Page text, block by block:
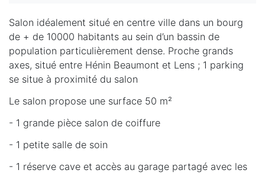
Salon idéalement situé en centre ville dans un bourg
de + de 10000 habitants au sein d’un bassin de
population particulièrement dense. Proche grands
axes, situé entre Hénin Beaumont et Lens ; 1 parking
se situe à proximité du salon
Le salon propose une surface 50 m²
- 1 grande pièce salon de coiffure
- 1 petite salle de soin
- 1 réserve cave et accès au garage partagé avec les